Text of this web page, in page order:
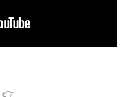
👉